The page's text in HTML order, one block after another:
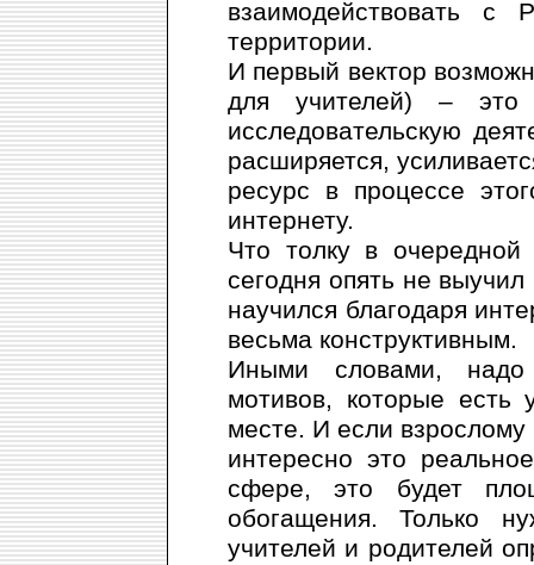
взаимодействовать с
территории.
И первый вектор
для учителей) – это
исследовательскую
расширяется,
ресурс в процессе
интернету.
Что толку в
сегодня опять не
научился благодаря
весьма конструктивным.
Иными словами, надо
мотивов, которые
месте. И если
интересно это
сфере, это будет
обогащения. Только
учителей и родителей